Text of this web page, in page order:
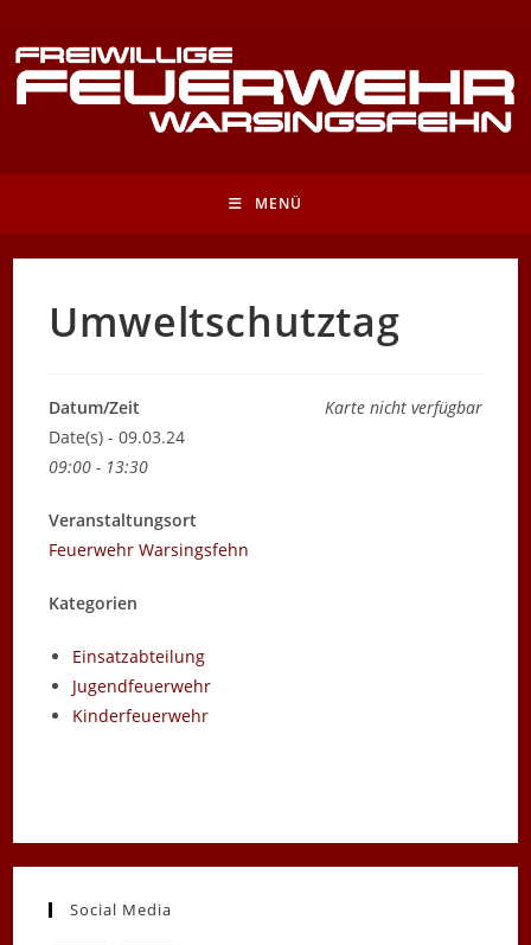
Inhalt
springen
MENÜ
Umweltschutztag
Karte nicht verfügbar
Datum/Zeit
Date(s) - 09.03.24
09:00 - 13:30
Veranstaltungsort
Feuerwehr Warsingsfehn
Kategorien
Einsatzabteilung
Jugendfeuerwehr
Kinderfeuerwehr
Social Media